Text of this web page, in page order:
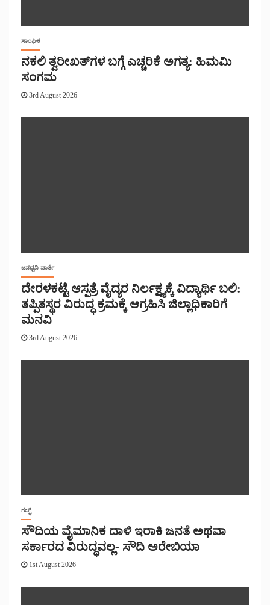
ಸಾಂಘಿಕ
ನಕಲಿ ತ್ವರೀಖತ್‌ಗಳ ಬಗ್ಗೆ ಎಚ್ಚರಿಕೆ ಅಗತ್ಯ: ಹಿಮಮಿ
ಸಂಗಮ
3rd August 2026
ಜನಧ್ವನಿ ವಾರ್ತೆ
ದೇರಳಕಟ್ಟೆ ಆಸ್ಪತ್ರೆ ವೈದ್ಯರ ನಿರ್ಲಕ್ಷ್ಯಕ್ಕೆ ವಿದ್ಯಾರ್ಥಿ ಬಲಿ:
ತಪ್ಪಿತಸ್ಥರ ವಿರುದ್ಧ ಕ್ರಮಕ್ಕೆ ಆಗ್ರಹಿಸಿ ಜಿಲ್ಲಾಧಿಕಾರಿಗೆ
ಮನವಿ
3rd August 2026
ಗಲ್ಫ್
ಸೌದಿಯ ವೈಮಾನಿಕ ದಾಳಿ ಇರಾಕಿ ಜನತೆ ಅಥವಾ
ಸರ್ಕಾರದ ವಿರುದ್ಧವಲ್ಲ- ಸೌದಿ ಅರೇಬಿಯಾ
1st August 2026